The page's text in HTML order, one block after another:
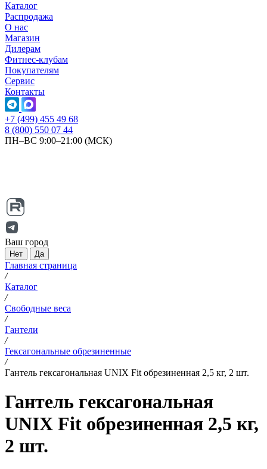
Каталог
Распродажа
О нас
Магазин
Дилерам
Фитнес-клубам
Покупателям
Сервис
Контакты
+7 (499) 455 49 68
8 (800) 550 07 44
ПН–ВС 9:00–21:00 (МСК)
Ваш город
Нет Да
Главная страница
/
Каталог
/
Свободные веса
/
Гантели
/
Гексагональные обрезиненные
/
Гантель гексагональная UNIX Fit обрезиненная 2,5 кг, 2 шт.
Гантель гексагональная
UNIX Fit обрезиненная 2,5 кг,
2 шт.